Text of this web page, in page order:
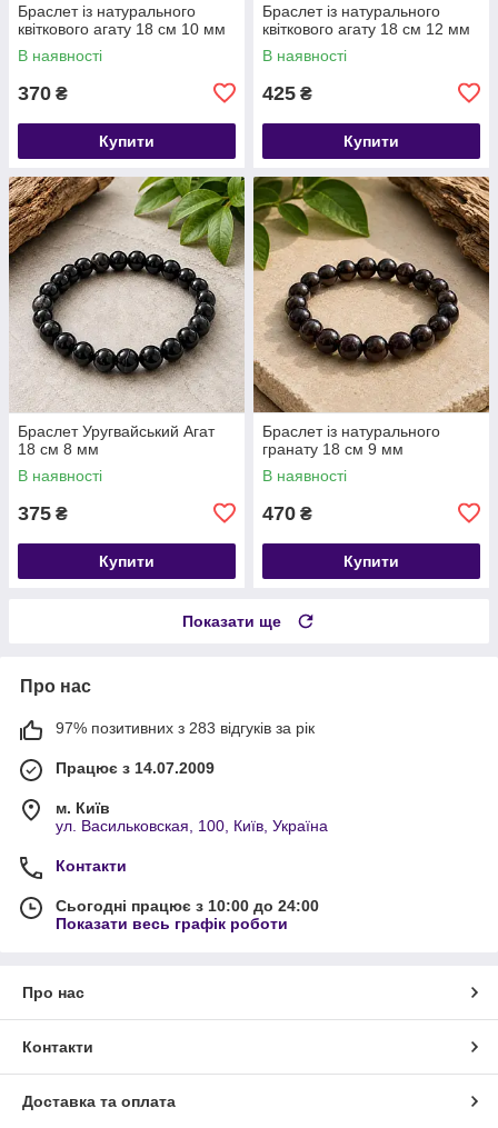
​​​​​​​Браслет із натурального
квіткового агату 18 см 10 мм
В наявності
370 ₴
Купити
​​​​​​​Браслет із натурального
квіткового агату 18 см 12 мм
В наявності
425 ₴
Купити
Браслет Уругвайський Агат
18 см 8 мм
В наявності
375 ₴
Купити
Браслет із натурального
гранату 18 см 9 мм
В наявності
470 ₴
Купити
Показати ще
Про нас
97% позитивних з 283 відгуків за рік
Працює з 14.07.2009
м. Київ
ул. Васильковская, 100, Київ, Україна
Контакти
Сьогодні працює з 10:00 до 24:00
Показати весь графік роботи
Про нас
Контакти
Доставка та оплата